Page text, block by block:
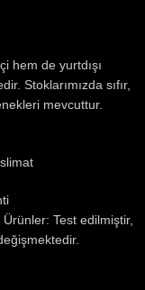
hem de yurtdışı
Stoklarımızda sıfır,
mevcuttur.
Test edilmiştir,